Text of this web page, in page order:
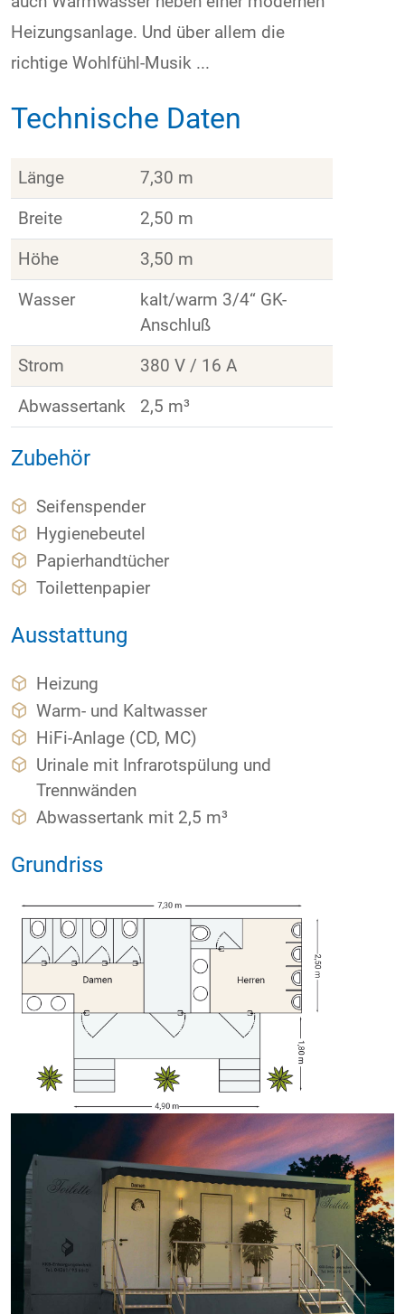
Heizungsanlage. Und über allem die
richtige Wohlfühl-Musik ...
Technische Daten
Länge
7,30 m
Breite
2,50 m
Höhe
3,50 m
Wasser
kalt/warm 3/4“ GK-
Anschluß
Strom
380 V / 16 A
Abwassertank
2,5 m³
Zubehör
Seifenspender
Hygienebeutel
Papierhandtücher
Toilettenpapier
Ausstattung
Heizung
Warm- und Kaltwasser
HiFi-Anlage (CD, MC)
Urinale mit Infrarotspülung und
Trennwänden
Abwassertank mit 2,5 m³
Grundriss